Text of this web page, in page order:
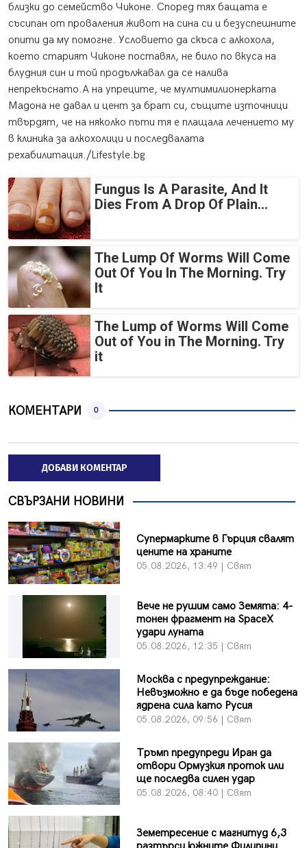
близки до семейство Чиконе. Според тях бащата е
съсипан от проваления живот на сина си и безуспешните
опити да му помогне. Условието да скъса с алкохола,
което старият Чиконе поставял, не било по вкуса на
блудния син и той продължавал да се налива
непрекъснато.А на упреците, че мултимилионерката
Мадона не давал и цент за брат си, същите източници
твърдят, че на няколко пъти тя е плащала лечението му
в клиника за алкохолици и последвалата
рехабилитация./Lifestyle.bg
Fungus Is A Parasite, And It
Dies From A Drop Of Plain...
The Lump Of Worms Will Come
Out Of You In The Morning. Try
It
The Lump of Worms Will Come
Out of You in The Morning. Try
it
КОМЕНТАРИ 0
ДОБАВИ КОМЕНТАР
СВЪРЗАНИ НОВИНИ
Супермарките в Гърция свалят
цените на храните
05.08.2026, 13:49 | Свят
Вече не рушим само Земята: 4-
тонен фрагмент на SpaceX
удари луната
05.08.2026, 12:35 | Свят
Москва с предупреждание:
Невъзможно е да бъде победена
ядрена сила като Русия
05.08.2026, 09:56 | Свят
Тръмп предупреди Иран да
отвори Ормузкия проток или
ще последва силен удар
05.08.2026, 08:40 | Свят
Земетресение с магнитуд 6,3